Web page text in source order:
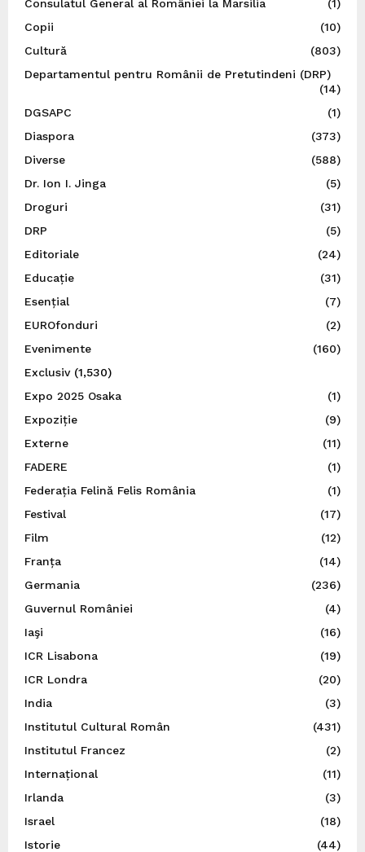
Consulatul General al României la Marsilia
(1)
Copii
(10)
Cultură
(803)
Departamentul pentru Românii de Pretutindeni (DRP)
(14)
DGSAPC
(1)
Diaspora
(373)
Diverse
(588)
Dr. Ion I. Jinga
(5)
Droguri
(31)
DRP
(5)
Editoriale
(24)
Educație
(31)
Esențial
(7)
EUROfonduri
(2)
Evenimente
(160)
Exclusiv(1,530)
Expo 2025 Osaka
(1)
Expoziție
(9)
Externe
(11)
FADERE
(1)
Federația Felină Felis România
(1)
Festival
(17)
Film
(12)
Franța
(14)
Germania
(236)
Guvernul României
(4)
Iaşi
(16)
ICR Lisabona
(19)
ICR Londra
(20)
India
(3)
Institutul Cultural Român
(431)
Institutul Francez
(2)
Internațional
(11)
Irlanda
(3)
Israel
(18)
Istorie
(44)